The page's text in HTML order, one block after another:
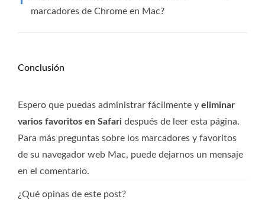
marcadores de Chrome en Mac?
Conclusión
Espero que puedas administrar fácilmente y eliminar
varios favoritos en Safari después de leer esta página.
Para más preguntas sobre los marcadores y favoritos
de su navegador web Mac, puede dejarnos un mensaje
en el comentario.
¿Qué opinas de este post?